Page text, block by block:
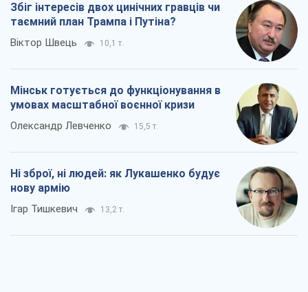
Збіг інтересів двох цинічних гравців чи
таємний план Трампа і Путіна?
Віктор Швець 10,1 т.
Мінськ готується до функціонування в
умовах масштабної воєнної кризи
Олександр Левченко 15,5 т.
Ні зброї, ні людей: як Лукашенко будує
нову армію
Ігар Тишкевич 13,2 т.